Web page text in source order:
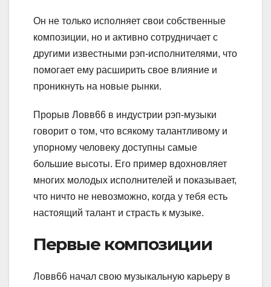
Он не только исполняет свои собственные
композиции, но и активно сотрудничает с
другими известными рэп-исполнителями, что
помогает ему расширить свое влияние и
проникнуть на новые рынки.
Прорыв Ловв66 в индустрии рэп-музыки
говорит о том, что всякому талантливому и
упорному человеку доступны самые
большие высоты. Его пример вдохновляет
многих молодых исполнителей и показывает,
что ничто не невозможно, когда у тебя есть
настоящий талант и страсть к музыке.
Первые композиции
Ловв66 начал свою музыкальную карьеру в